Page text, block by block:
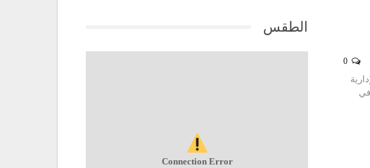
في
الطقس
Connection Error